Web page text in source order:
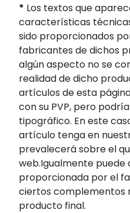
* Los textos que
características
sido proporcionados
fabricantes de dichos
algún aspecto no se
realidad de dicho
artículos de esta
con su PVP, pero
tipográfico. En este
artículo tenga en
prevalecerá sobre el
web.Igualmente puede
proporcionada por el
ciertos complementos
producto final.